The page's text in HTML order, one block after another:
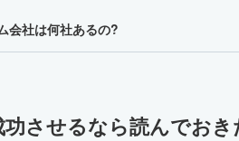
会社は何社あるの?
させるなら読んでお